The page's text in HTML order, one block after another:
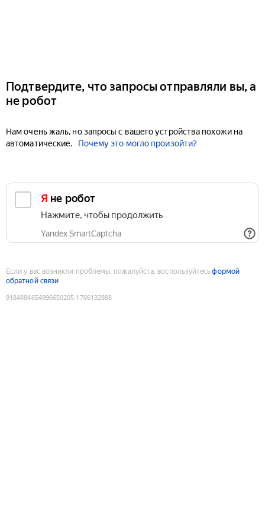
Подтвердите, что запросы отправляли вы, а
не робот
Нам очень жаль, но запросы с вашего устройства похожи на
автоматические.
Почему это могло произойти?
Я не робот
Нажмите, чтобы продолжить
Yandex SmartCaptcha
Если у вас возникли проблемы, пожалуйста, воспользуйтесьформой
обратной связи
9184884654996650205:1786132888